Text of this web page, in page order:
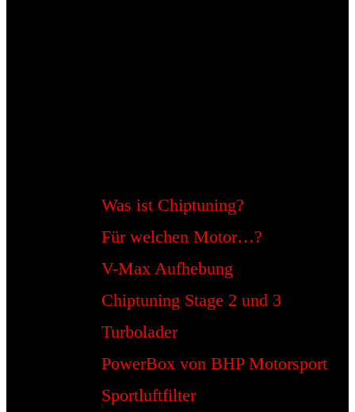
Was ist Chiptuning?
Für welchen Motor…?
V-Max Aufhebung
Chiptuning Stage 2 und 3
Turbolader
PowerBox von BHP Motorsport
Sportluftfilter